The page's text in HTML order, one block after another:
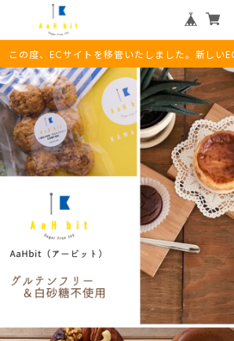
この度、ECサイトを移管いたしました。新しい